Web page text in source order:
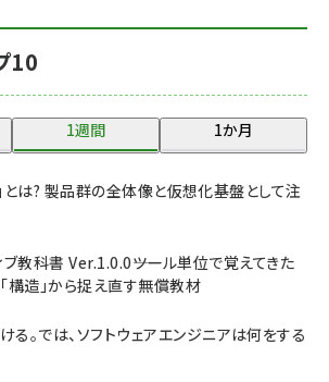
10
1週間 1か月
とは? 製品群の全体像と仮想化基盤として注
ブ教科書 Ver.1.0.0――ツール単位で覚えてきた
造」から捉え直す無償教材
る。では、ソフトウェアエンジニアは何をする